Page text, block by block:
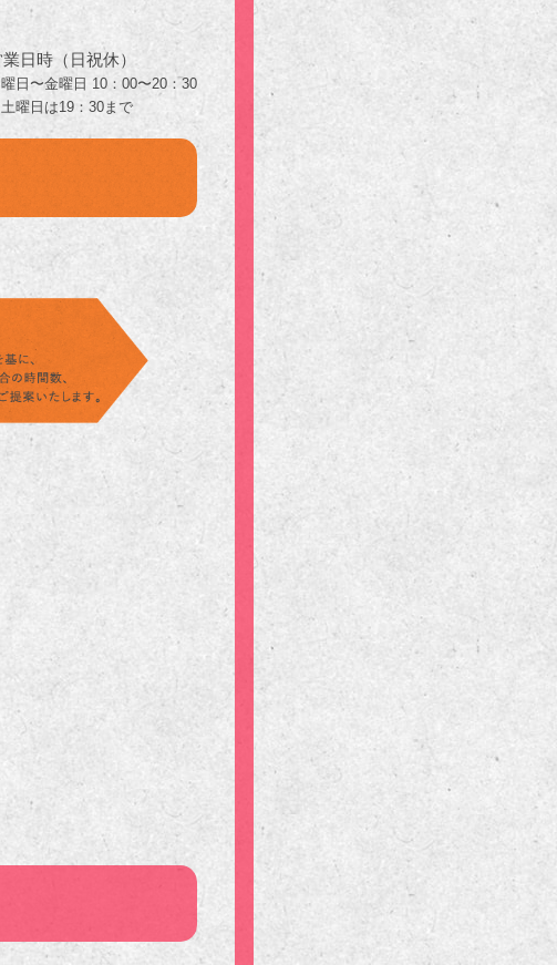
日時（日祝休）
曜日〜金曜日 10：00〜20：30
曜日は19：30まで